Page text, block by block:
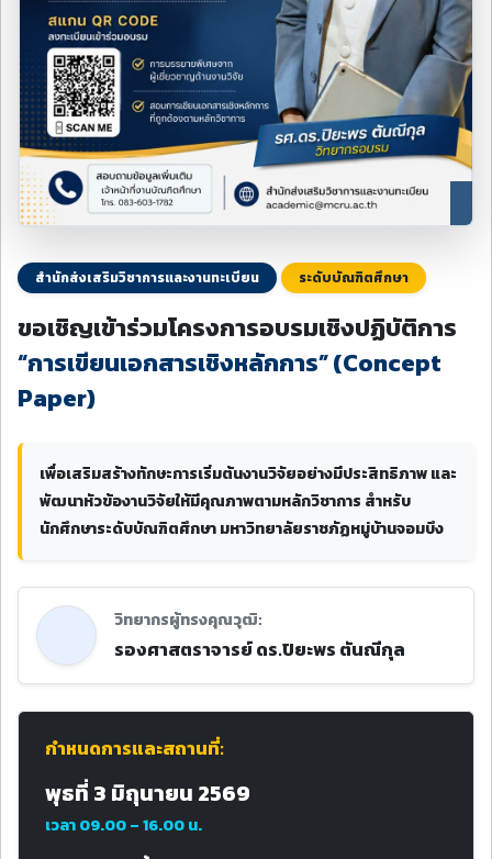
สำนักส่งเสริมวิชาการและงานทะเบียน ระดับบัณฑิตศึกษา
ขอเชิญเข้าร่วมโครงการอบรมเชิงปฏิบัติการ
“การเขียนเอกสารเชิงหลักการ” (Concept
Paper)
เพื่อเสริมสร้างทักษะการเริ่มต้นงานวิจัยอย่างมีประสิทธิภาพ และ
พัฒนาหัวข้องานวิจัยให้มีคุณภาพตามหลักวิชาการ สำหรับ
นักศึกษาระดับบัณฑิตศึกษา มหาวิทยาลัยราชภัฏหมู่บ้านจอมบึง
วิทยากรผู้ทรงคุณวุฒิ:
รองศาสตราจารย์ ดร.ปิยะพร ตันณีกุล
กำหนดการและสถานที่:
พุธที่ 3 มิถุนายน 2569
เวลา 09.00 – 16.00 น.